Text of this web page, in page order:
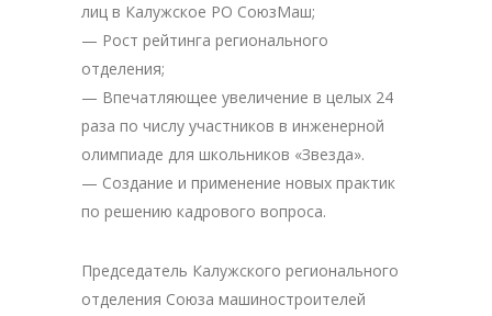
лиц в Калужское РО СоюзМаш;
— Рост рейтинга регионального
отделения;
— Впечатляющее увеличение в целых 24
раза по числу участников в инженерной
олимпиаде для школьников «Звезда».
— Создание и применение новых практик
по решению кадрового вопроса.
Председатель Калужского регионального
отделения Союза машиностроителей